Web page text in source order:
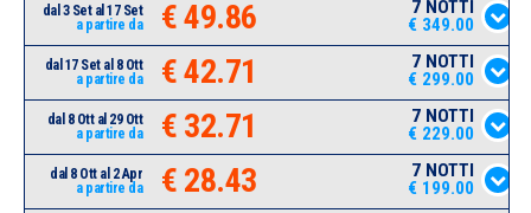
dal 3 Set al 17 Set
a partire da
€ 49.86
7 NOTTI
€ 349.00
dal 17 Set al 8 Ott
a partire da
€ 42.71
7 NOTTI
€ 299.00
dal 8 Ott al 29 Ott
a partire da
€ 32.71
7 NOTTI
€ 229.00
dal 8 Ott al 2 Apr
a partire da
€ 28.43
7 NOTTI
€ 199.00